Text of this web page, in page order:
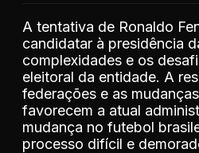
A tentativa de Ronaldo
candidatar à presidência
complexidades e os
eleitoral da entidade. A
federações e as
favorecem a atual
mudança no futebol
processo difícil e